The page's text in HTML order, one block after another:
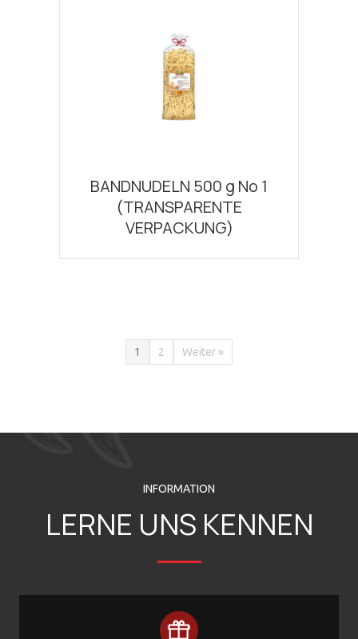
BANDNUDELN 500 g Νο 1
(TRANSPARENTE
VERPACKUNG)
1 2 Weiter »
INFORMATION
LERNE UNS KENNEN